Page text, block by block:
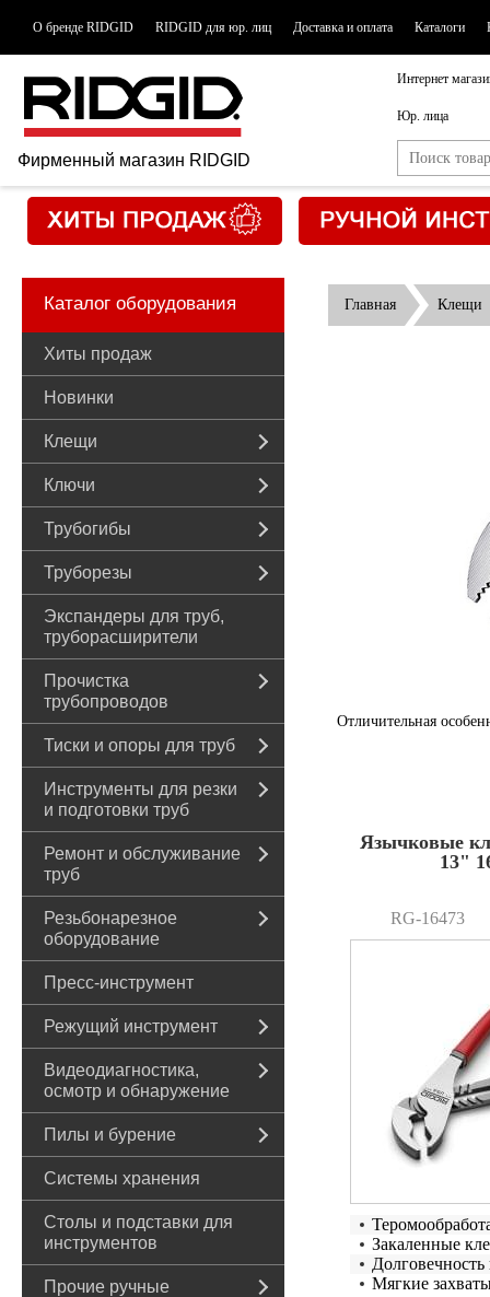
О бренде RIDGID RIDGID для юр. лиц Доставка и оплата Каталоги
Фирменный магазин RIDGID
Интернет
Юр. лица
Каталог оборудования
Хиты продаж
Новинки
Клещи
Ключи
Трубогибы
Труборезы
Экспандеры для труб,
труборасширители
Прочистка
трубопроводов
Тиски и опоры для труб
Инструменты для резки
и подготовки труб
Ремонт и обслуживание
труб
Резьбонарезное
оборудование
Пресс-инструмент
Режущий инструмент
Видеодиагностика,
осмотр и обнаружение
Пилы и бурение
Системы хранения
Столы и подставки для
инструментов
Прочие ручные
Главная Клещи
Отличительная
Язычковые
13"
RG-16473
Закаленные
Мягкие